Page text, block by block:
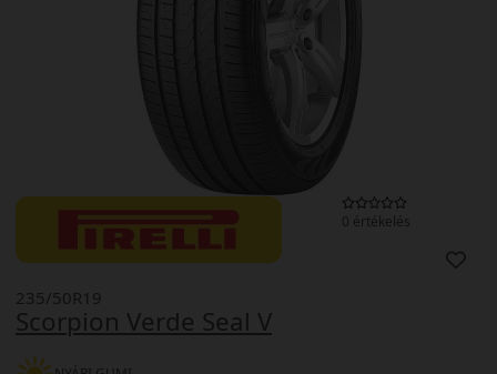
0 értékelés
Scorpion Verde Seal V
235/50R19